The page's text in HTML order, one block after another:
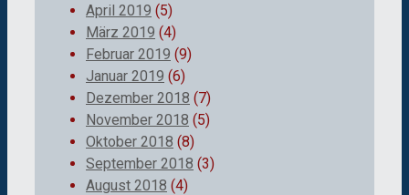
April 2019 (5)
März 2019 (4)
Februar 2019 (9)
Januar 2019 (6)
Dezember 2018 (7)
November 2018 (5)
Oktober 2018 (8)
September 2018 (3)
August 2018 (4)